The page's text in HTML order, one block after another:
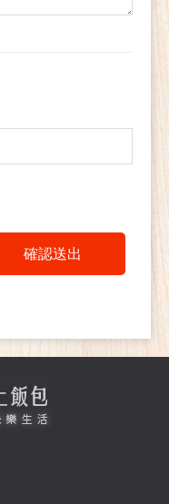
確認送出